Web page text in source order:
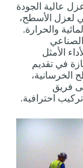
عالية الجودة
لعزل الأسطح،
والحرارة.
الأمثل
في تقديم
الخرسانية،
فريق
احترافية.